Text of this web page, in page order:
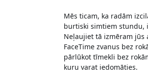
Mēs ticam, ka radām
burtiski simtiem stundu,
Neļaujiet tā izmēram jūs
FaceTime zvanus bez
pārlūkot tīmekli bez
kuru varat iedomāties.